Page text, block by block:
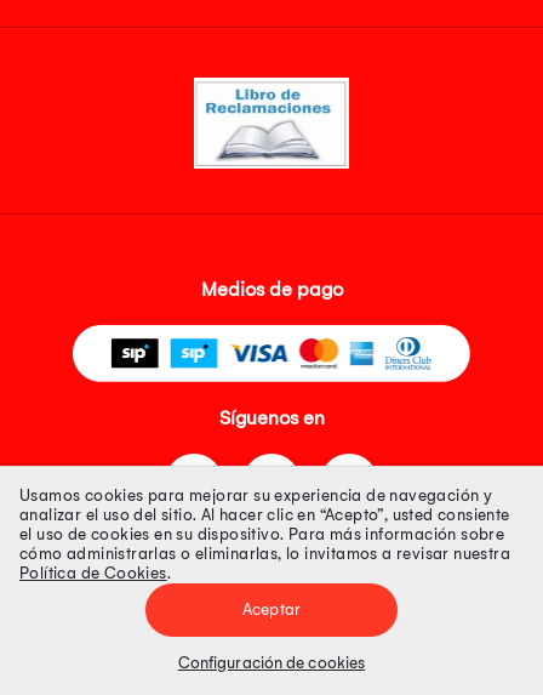
Medios de pago
Síguenos en
Tienda 100% Segura
Tiendas Peruanas S.A. R.U.C. Nº 20493020618. Todos los derechos
Precios disponibles solo en www.oechsle.pe. Precios online publicados
Usamos cookies para mejorar su experiencia de navegación y
analizar el uso del sitio. Al hacer clic en “Acepto”, usted consiente
el uso de cookies en su dispositivo. Para más información sobre
cómo administrarlas o eliminarlas, lo invitamos a revisar nuestra
Política de Cookies.
Aceptar
Configuración de cookies